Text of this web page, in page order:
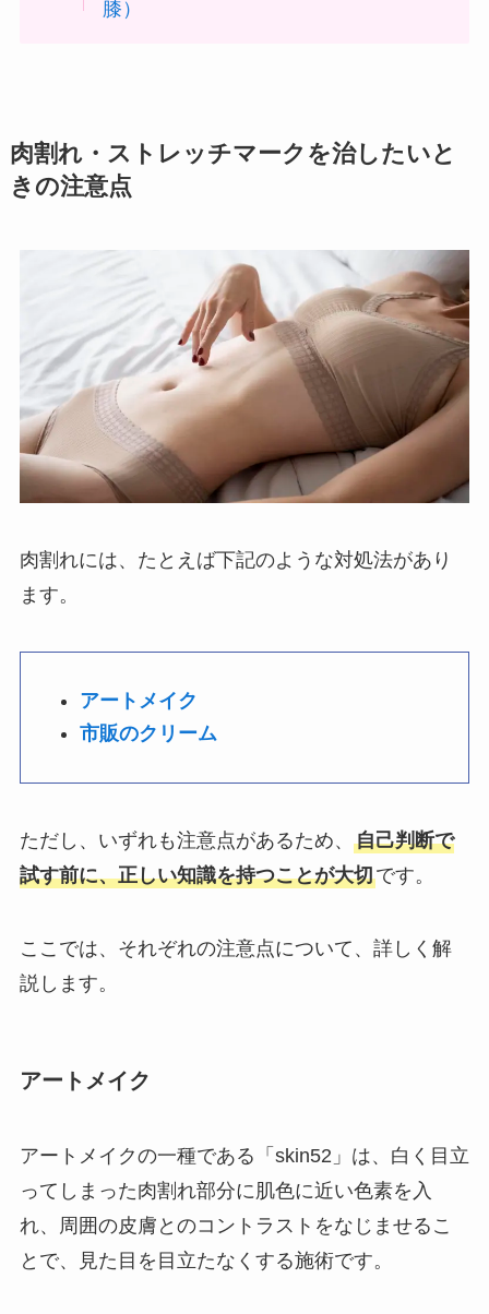
膝）
肉割れ・ストレッチマークを治したいと
きの注意点
肉割れには、たとえば下記のような対処法があり
ます。
アートメイク
市販のクリーム
ただし、いずれも注意点があるため、 自己判断で
試す前に、正しい知識を持つことが大切です。
ここでは、それぞれの注意点について、詳しく解
説します。
アートメイク
アートメイクの一種である「skin52」は、白く目立
ってしまった肉割れ部分に肌色に近い色素を入
れ、周囲の皮膚とのコントラストをなじませるこ
とで、見た目を目立たなくする施術です。